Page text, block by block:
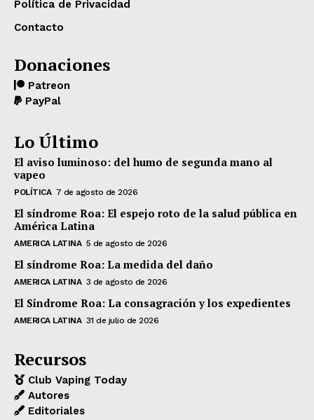
Política de Privacidad
Contacto
Donaciones
Patreon
PayPal
Lo Último
El aviso luminoso: del humo de segunda mano al
vapeo
POLÍTICA 7 de agosto de 2026
El síndrome Roa: El espejo roto de la salud pública en
América Latina
AMERICA LATINA 5 de agosto de 2026
El síndrome Roa: La medida del daño
AMERICA LATINA 3 de agosto de 2026
El Síndrome Roa: La consagración y los expedientes
AMERICA LATINA 31 de julio de 2026
Recursos
Club Vaping Today
Autores
Editoriales